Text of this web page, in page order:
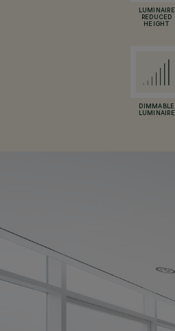
LUMINAIRE
REDUCED
HEIGHT
DIMMABLE
LUMINAIRE